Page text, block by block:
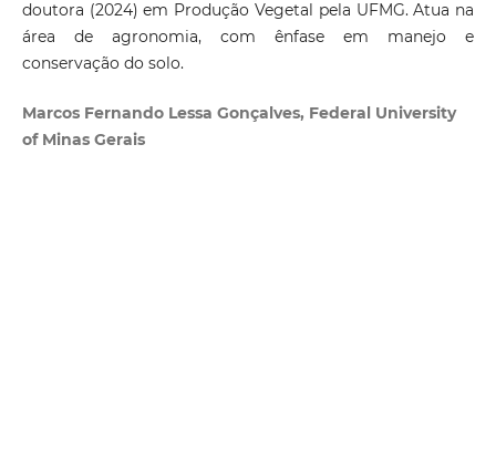
doutora (2024) em Produção Vegetal pela UFMG. Atua na
área de agronomia, com ênfase em manejo e
conservação do solo.
Marcos Fernando Lessa Gonçalves, Federal University
of Minas Gerais